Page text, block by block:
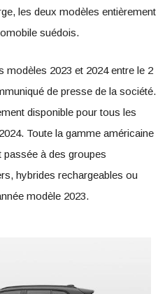
les deux modèles entièrement
suédois.
modèles 2023 et 2024 entre le 2
de presse de la société.
disponible pour tous les
Toute la gamme américaine
à des groupes
hybrides rechargeables ou
modèle 2023.